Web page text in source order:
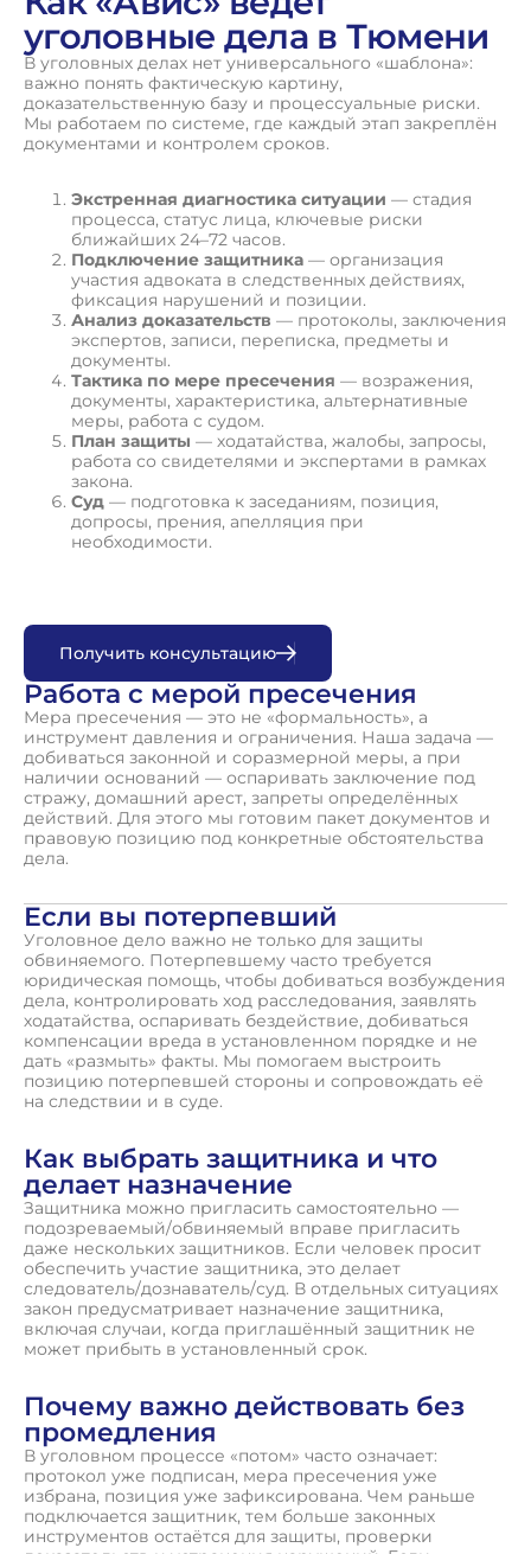
уголовные дела в Тюмени
В уголовных делах нет универсального «шаблона»:
важно понять фактическую картину,
доказательственную базу и процессуальные риски.
Мы работаем по системе, где каждый этап закреплён
документами и контролем сроков.
Экстренная диагностика ситуации — стадия
процесса, статус лица, ключевые риски
ближайших 24–72 часов.
Подключение защитника — организация
участия адвоката в следственных действиях,
фиксация нарушений и позиции.
Анализ доказательств — протоколы, заключения
экспертов, записи, переписка, предметы и
документы.
Тактика по мере пресечения — возражения,
документы, характеристика, альтернативные
меры, работа с судом.
План защиты — ходатайства, жалобы, запросы,
работа со свидетелями и экспертами в рамках
закона.
Суд — подготовка к заседаниям, позиция,
допросы, прения, апелляция при
необходимости.
Получить консультацию
Работа с мерой пресечения
Мера пресечения — это не «формальность», а
инструмент давления и ограничения. Наша задача —
добиваться законной и соразмерной меры, а при
наличии оснований — оспаривать заключение под
стражу, домашний арест, запреты определённых
действий. Для этого мы готовим пакет документов и
правовую позицию под конкретные обстоятельства
дела.
Если вы потерпевший
Уголовное дело важно не только для защиты
обвиняемого. Потерпевшему часто требуется
юридическая помощь, чтобы добиваться возбуждения
дела, контролировать ход расследования, заявлять
ходатайства, оспаривать бездействие, добиваться
компенсации вреда в установленном порядке и не
дать «размыть» факты. Мы помогаем выстроить
позицию потерпевшей стороны и сопровождать её
на следствии и в суде.
Как выбрать защитника и что
делает назначение
Защитника можно пригласить самостоятельно —
подозреваемый/обвиняемый вправе пригласить
даже нескольких защитников. Если человек просит
обеспечить участие защитника, это делает
следователь/дознаватель/суд. В отдельных ситуациях
закон предусматривает назначение защитника,
включая случаи, когда приглашённый защитник не
может прибыть в установленный срок.
Почему важно действовать без
промедления
В уголовном процессе «потом» часто означает:
протокол уже подписан, мера пресечения уже
избрана, позиция уже зафиксирована. Чем раньше
подключается защитник, тем больше законных
инструментов остаётся для защиты, проверки